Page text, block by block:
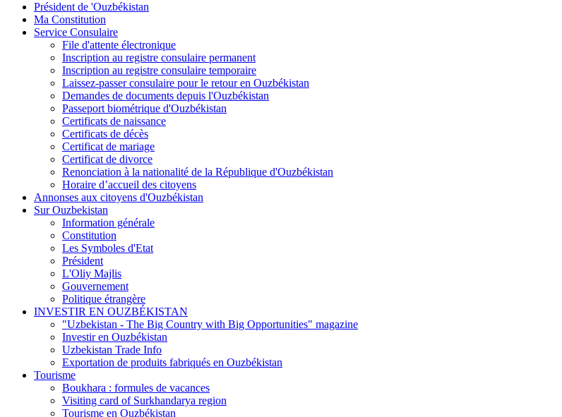
Président de 'Ouzbékistan
Ma Constitution
Service Consulaire
File d'attente électronique
Inscription au registre consulaire permanent
Inscription au registre consulaire temporaire
Laissez-passer consulaire pour le retour en Ouzbékistan
Demandes de documents depuis l'Ouzbékistan
Passeport biométrique d'Ouzbékistan
Certificats de naissance
Certificats de décès
Certificat de mariage
Certificat de divorce
Renonciation à la nationalité de la République d'Ouzbékistan
Horaire d’accueil des citoyens
Annonses aux citoyens d'Ouzbékistan
Sur Ouzbekistan
Information générale
Constitution
Les Symboles d'Etat
Président
L'Oliy Majlis
Gouvernement
Politique étrangère
INVESTIR EN OUZBÉKISTAN
"Uzbekistan - The Big Country with Big Opportunities" magazine
Investir en Ouzbékistan
Uzbekistan Trade Info
Exportation de produits fabriqués en Ouzbékistan
Tourisme
Boukhara : formules de vacances
Visiting card of Surkhandarya region
Tourisme en Ouzbékistan